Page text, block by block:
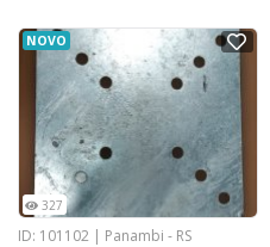
NOVO
327
ID: 101102 | Panambi - RS